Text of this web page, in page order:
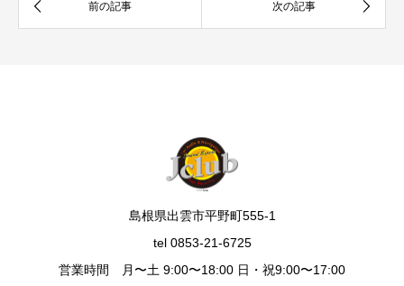
島根県出雲市平野町555-1
tel 0853-21-6725
営業時間 月〜土 9:00〜18:00 日・祝9:00〜17:00